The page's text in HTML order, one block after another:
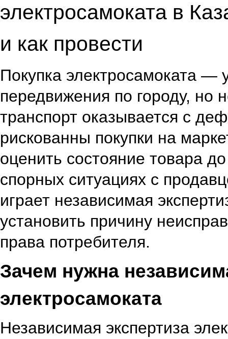
электросамоката в
и как провести
Покупка электросамоката
передвижения по городу, но
транспорт оказывается с
рискованны покупки на
оценить состояние товара
спорных ситуациях с
играет независимая
установить причину
права потребителя.
Зачем нужна
электросамоката
Независимая экспертиза